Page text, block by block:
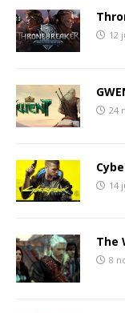
12
24
14
The
8